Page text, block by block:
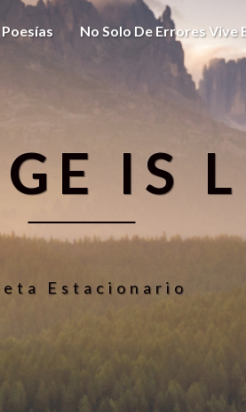
Poesías No Solo De Errores Vive
IS
Estacionario